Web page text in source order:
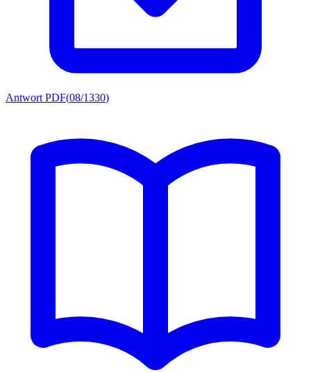
Antwort PDF(08/1330)